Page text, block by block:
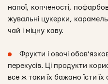
напої, копченості,
жувальні цукерки,
чай і міцну каву.
Фрукти і овочі
перекусів. Ці продукти
все ж таки їх бажано їсти